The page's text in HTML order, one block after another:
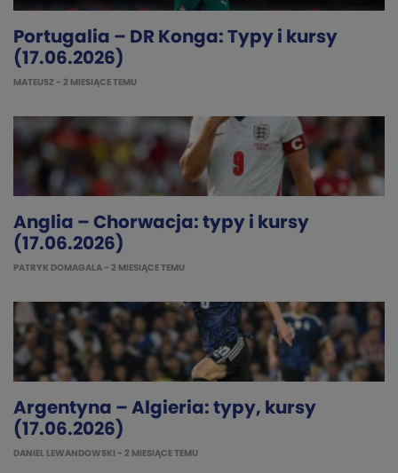
Portugalia – DR Konga: Typy i kursy
(17.06.2026)
MATEUSZ - 2 MIESIĄCE TEMU
Anglia – Chorwacja: typy i kursy
(17.06.2026)
PATRYK DOMAGALA - 2 MIESIĄCE TEMU
Argentyna – Algieria: typy, kursy
(17.06.2026)
DANIEL LEWANDOWSKI - 2 MIESIĄCE TEMU